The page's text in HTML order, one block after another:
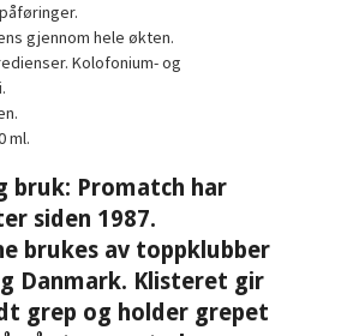
gjennom hele økten.
Kolofonium- og
ml.
bruk: Promatch har
siden 1987.
brukes av toppklubber
Danmark. Klisteret gir
grep og holder grepet